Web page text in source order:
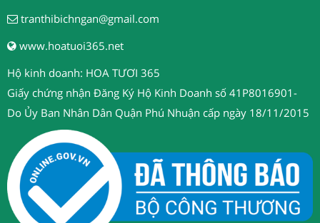
tranthibichngan@gmail.com
www.hoatuoi365.net
Hộ kinh doanh: HOA TƯƠI 365
Giấy chứng nhận Đăng Ký Hộ Kinh Doanh số 41P8016901-
Do Ủy Ban Nhân Dân Quận Phú Nhuận cấp ngày 18/11/2015